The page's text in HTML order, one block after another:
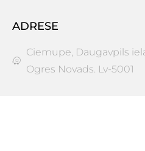
ADRESE
Ciemupe, Daugavpils
Ogres Novads. Lv-5001